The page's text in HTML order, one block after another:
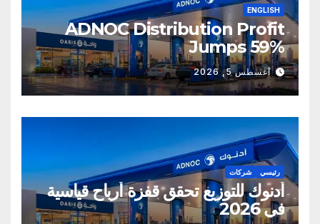
ENGLISH
ADNOC Distribution Profit
Jumps 59%
أغسطس 5, 2026
رئيسي شركات
أدنوك للتوزيع تحقق قفزة أرباح قياسية
في 2026